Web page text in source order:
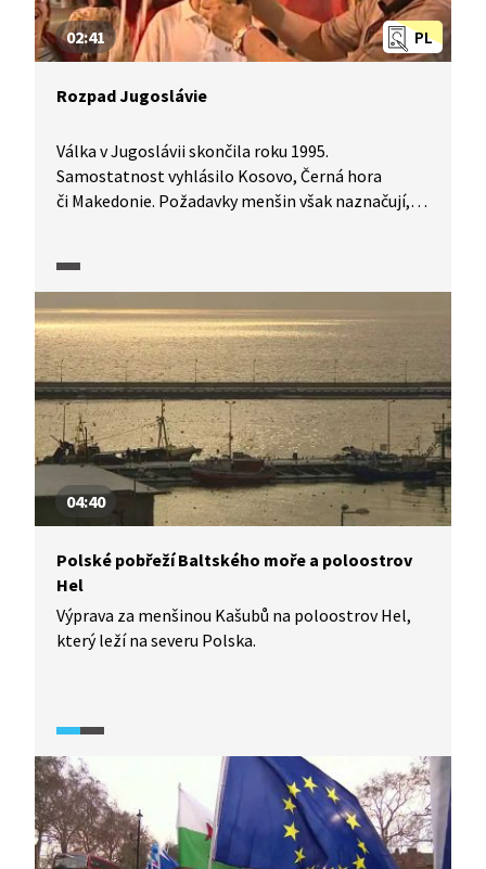
PL
02:41
Rozpad Jugoslávie
Válka v Jugoslávii skončila roku 1995.
Samostatnost vyhlásilo Kosovo, Černá hora
či Makedonie. Požadavky menšin však naznačují,
04:40
Polské pobřeží Baltského moře a poloostrov
Hel
Výprava za menšinou Kašubů na poloostrov Hel,
který leží na severu Polska.